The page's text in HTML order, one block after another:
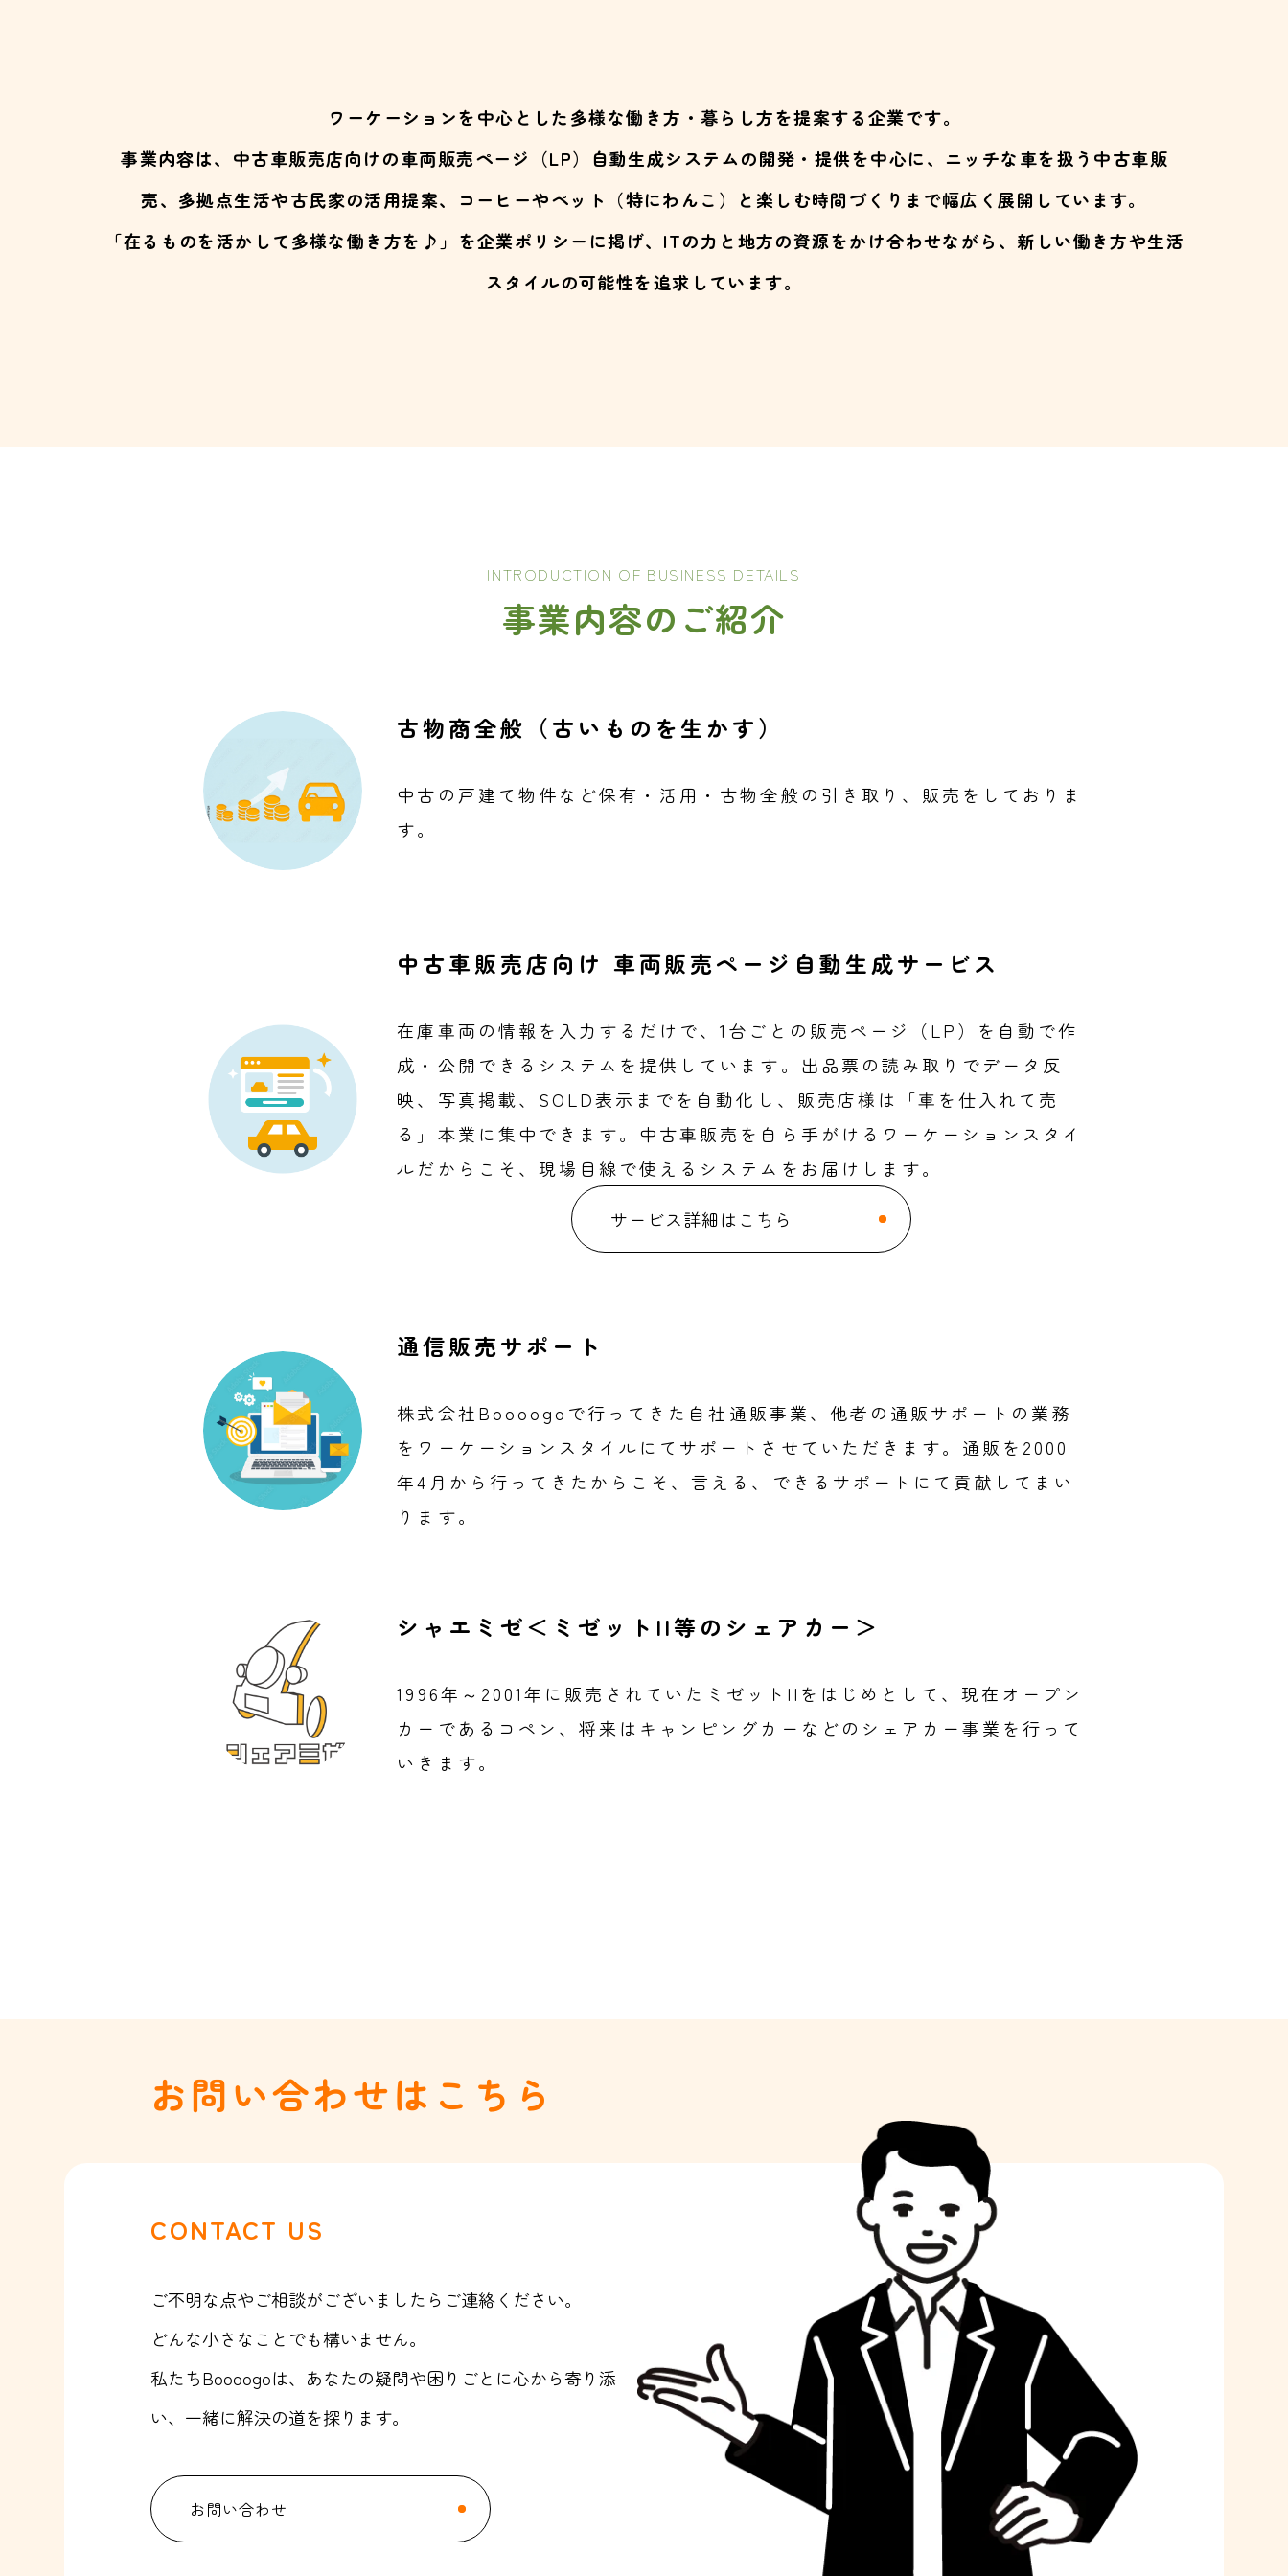
ワーケーションを中心とした多様な働き方・暮らし方を提案する企業です。
事業内容は、中古車販売店向けの車両販売ページ（LP）自動生成システムの開発・提供を中心に、ニッチな車を扱う中古車販
売、多拠点生活や古民家の活用提案、コーヒーやペット（特にわんこ）と楽しむ時間づくりまで幅広く展開しています。
「在るものを活かして多様な働き方を♪」を企業ポリシーに掲げ、ITの力と地方の資源をかけ合わせながら、新しい働き方や生活
スタイルの可能性を追求しています。
INTRODUCTION OF BUSINESS DETAILS
事業内容のご紹介
古物商全般（古いものを生かす）
中古の戸建て物件など保有・活用・古物全般の引き取り、販売をしておりま
す。
中古車販売店向け 車両販売ページ自動生成サービス
在庫車両の情報を入力するだけで、1台ごとの販売ページ（LP）を自動で作
成・公開できるシステムを提供しています。出品票の読み取りでデータ反
映、写真掲載、SOLD表示までを自動化し、販売店様は「車を仕入れて売
る」本業に集中できます。中古車販売を自ら手がけるワーケーションスタイ
ルだからこそ、現場目線で使えるシステムをお届けします。
サービス詳細はこちら
通信販売サポート
株式会社Boooogoで行ってきた自社通販事業、他者の通販サポートの業務
をワーケーションスタイルにてサポートさせていただきます。通販を2000
年4月から行ってきたからこそ、言える、できるサポートにて貢献してまい
ります。
シャエミゼ＜ミゼットII等のシェアカー＞
1996年～2001年に販売されていたミゼットIIをはじめとして、現在オープン
カーであるコペン、将来はキャンピングカーなどのシェアカー事業を行って
いきます。
お問い合わせはこちら
CONTACT US
ご不明な点やご相談がございましたらご連絡ください。
どんな小さなことでも構いません。
私たちBoooogoは、あなたの疑問や困りごとに心から寄り添
い、一緒に解決の道を探ります。
お問い合わせ